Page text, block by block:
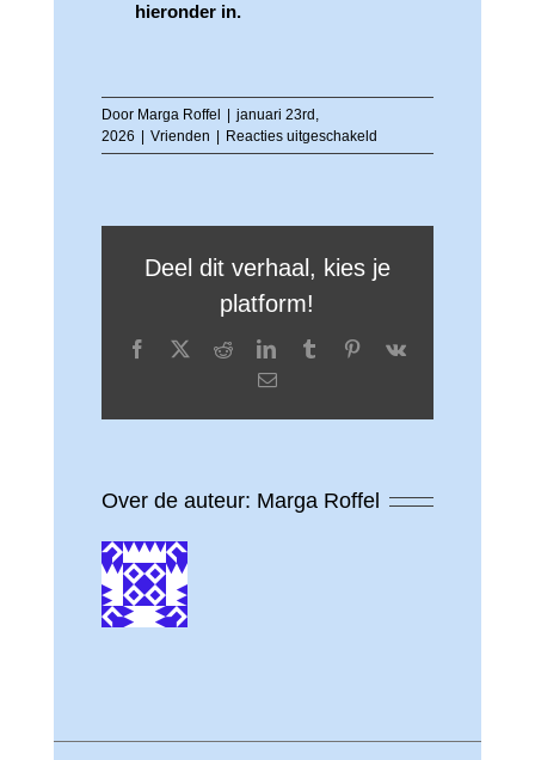
hieronder in.
Door Marga Roffel
januari 23rd,
2026
Vrienden Reacties uitgeschakeldvoor
Vrienden
Deel dit verhaal, kies je
platform!
Facebook RedditLinkedInTumblr Pinterest
Vk
E-
Over de auteur: Marga Roffel